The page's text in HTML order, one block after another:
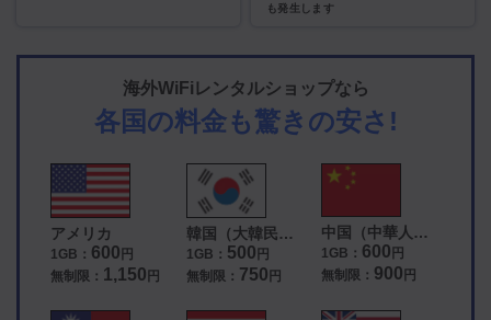
も発生します
海外WiFiレンタルショップなら
各国の料金も驚きの安さ!
アメリカ
1GB： 600 円
無制限： 1,150 円
韓国（大韓民
国）
1GB： 500 円
無制限： 750 円
中国（中華人民
共和国）
1GB： 600 円
無制限： 900 円